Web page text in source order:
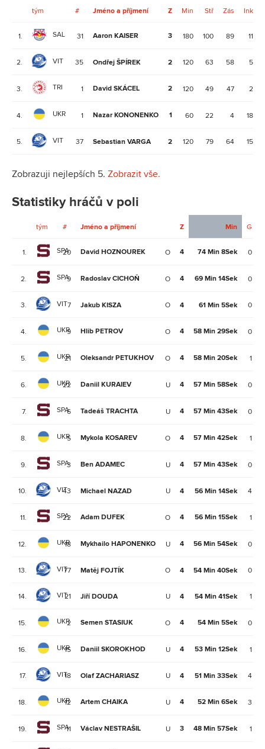
tým # Jméno a příjmení Z Min Stř Zás Ink
1. SAL 31 Aaron KAISER 3 180 100 89 11
2. VIT 35 Ondřej ŠPÍREK 2 120 63 58 5
3. TRI 1 David SKÁCEL 2 120 49 47 2
4. UKR 1 Nazar KONONENKO 1 60 22 4 18
5. VIT 37 Sebastian VARGA 2 120 79 64 15
Zobrazuji nejlepších 5. Zobrazit vše.
Statistiky hráčů v poli
tým # Jméno a příjmení Z Min G
1. SPA
20 David HOZNOUREK O 4 74 Min 8Sek 0
2. SPA9 Radoslav CICHOŇ O 4 69 Min 14Sek 0
3. VIT7 Jakub KISZA O 4 61 Min 5Sek 0
4. UKR9 Hlib PETROV O 4 58 Min 29Sek 0
5. UKR
21 Oleksandr PETUKHOV O 4 58 Min 20Sek 1
6. UKR
22 Daniil KURAIEV U 4 57 Min 58Sek 0
7. SPA6 Tadeáš TRACHTA U 4 57 Min 43Sek 0
8. UKR5 Mykola KOSAREV O 4 57 Min 42Sek 1
9. SPA3 Ben ADAMEC U 4 57 Min 43Sek 0
10. VIT43 Michael NAZAD U 4 56 Min 14Sek 4
11. SPA
22 Adam DUFEK O 4 56 Min 15Sek 1
12. UKR
18 Mykhailo HAPONENKO U 4 56 Min 54Sek 0
13. VIT77 Matěj FOJTÍK O 4 54 Min 40Sek 0
14. VIT21 Jiří DOUDA U 4 54 Min 41Sek 1
15. UKR2 Semen STASIUK O 4 54 Min 5Sek 0
16. UKR
15 Daniil SKOROKHOD U 4 53 Min 12Sek 1
17. VIT18 Olaf ZACHARIASZ U 4 51 Min 33Sek 4
18. UKR
12 Artem CHAIKA U 4 52 Min 6Sek 3
19. SPA11 Václav NESTRAŠIL U 3 48 Min 57Sek 1